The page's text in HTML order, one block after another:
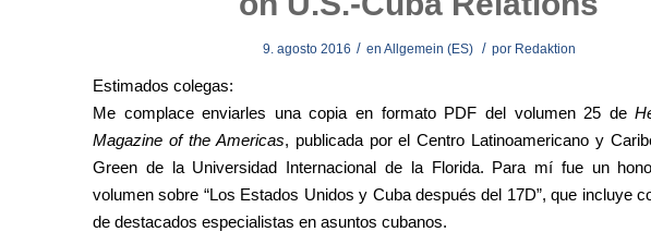
9. agosto 2016 / en Allgemein (ES) / por Redaktion
Estimados colegas:
Me complace enviarles una copia en formato PDF del volumen 25 de
Magazine of the Americas, publicada por el Centro Latinoamericano y
Green de la Universidad Internacional de la Florida. Para mí fue un
volumen sobre “Los Estados Unidos y Cuba después del 17D”, que incluye
de destacados especialistas en asuntos cubanos.